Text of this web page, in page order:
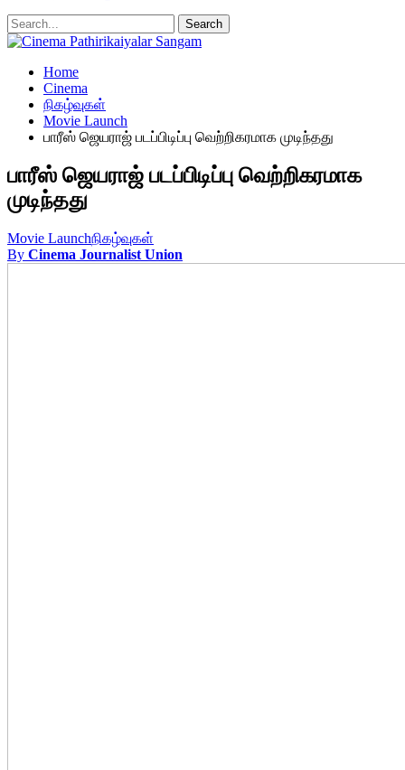
Home
Cinema
நிகழ்வுகள்
Movie Launch
பாரீஸ் ஜெயராஜ் படப்பிடிப்பு வெற்றிகரமாக முடிந்தது
பாரீஸ் ஜெயராஜ் படப்பிடிப்பு வெற்றிகரமாக
முடிந்தது
Movie Launchநிகழ்வுகள்
By Cinema Journalist Union